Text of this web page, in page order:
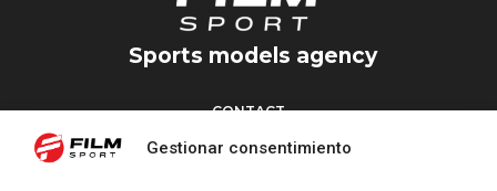
Gestionar consentimiento
Sports models agency
CONTACT
Torrent d’en Vidalet, 51 baixos